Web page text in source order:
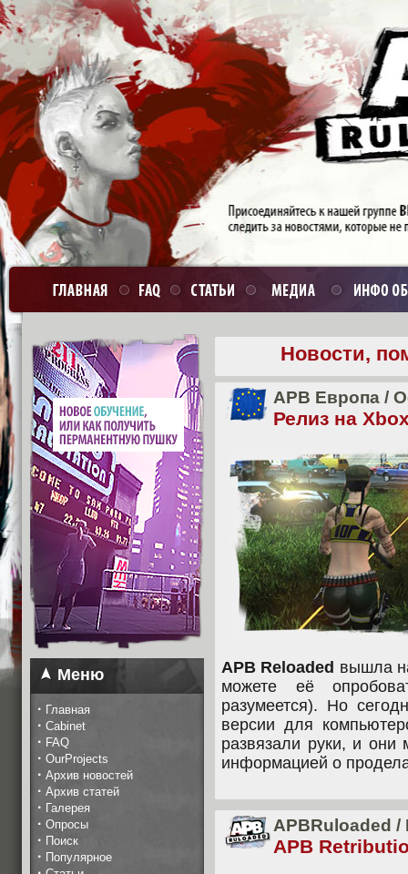
Меню
· Главная
· Cabinet
· FAQ
· OurProjects
· Архив новостей
· Архив статей
· Галерея
· Опросы
· Поиск
· Популярное
Новости,
APB Европа /
Релиз на
APB Reloaded вышла
можете её
разумеется). Но
версии для
развязали руки, и они
информацией о
APBRuloaded /
APB